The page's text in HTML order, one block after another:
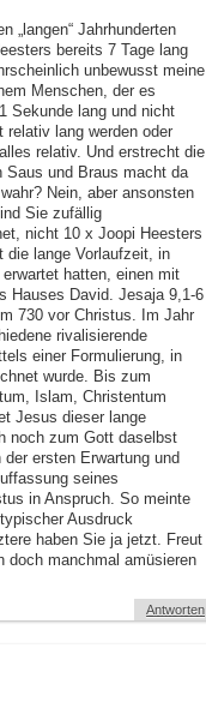
„langen“ Jahrhunderten
bereits 7 Tage lang
unbewusst meine
Menschen, der es
Sekunde lang und nicht
lang werden oder
relativ. Und erstrecht die
Saus und Braus macht da
Nein, aber ansonsten
Sie zufällig
nicht 10 x Joopi Heesters
die lange Vorlaufzeit, in
hatten, einen mit
Hauses David. Jesaja 9,1-6
730 vor Christus. Im Jahr
rivalisierende
einer Formulierung, in
wurde. Bis zum
Islam, Christentum
Jesus dieser lange
noch zum Gott daselbst
ersten Erwartung und
seines
in Anspruch. So meinte
Ausdruck
haben Sie ja jetzt. Freut
doch manchmal amüsieren
Antworten